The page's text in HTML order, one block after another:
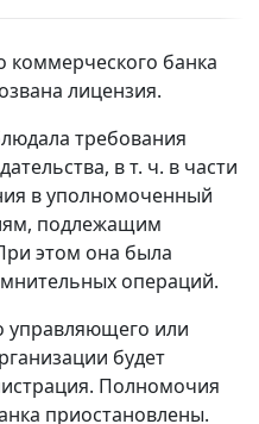
коммерческого банка
лицензия.
требования
в т. ч. в части
в уполномоченный
подлежащим
этом она была
операций.
управляющего или
будет
Полномочия
приостановлены.